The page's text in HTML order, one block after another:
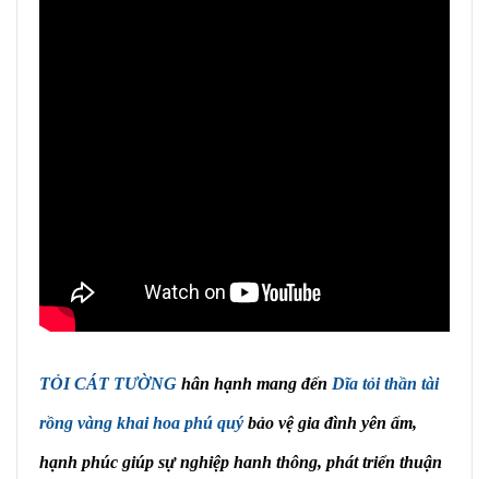
TỎI CÁT TƯỜNG hân hạnh mang đến Dĩa tỏi thần tài
rồng vàng khai hoa phú quý bảo vệ gia đình yên ấm,
hạnh phúc giúp sự nghiệp hanh thông, phát triển thuận